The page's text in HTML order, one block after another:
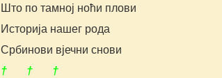
Што по тамној ноћи плови
Историја нашег рода
Србинови вјечни снови
† † †